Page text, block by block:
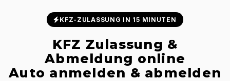
KFZ-ZULASSUNG IN 15 MINUTEN
KFZ Zulassung &
Abmeldung online
Auto anmelden & abmelden